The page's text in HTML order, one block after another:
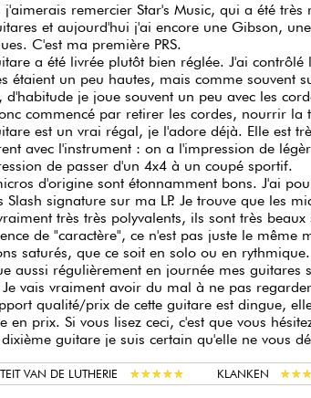
j'aimerais remercier Star's Music, qui a été
et aujourd'hui j'ai encore une Gibson,
C'est ma première PRS.
a été livrée plutôt bien réglée. J'ai
étaient un peu hautes, mais comme souvent
d'habitude je joue souvent un peu avec les
commencé par retirer les cordes, nourrir la
est un vrai régal, je l'adore déjà. Elle est
avec l'instrument : on a l'impression de
de passer d'un 4x4 à un coupé sportif.
d'origine sont étonnamment bons. J'ai
Slash signature sur ma LP. Je trouve que les
très très polyvalents, ils sont très
de "caractère", ce n'est pas juste le
saturés, que ce soit en solo ou en rythmique.
aussi régulièrement en journée mes
vais vraiment avoir du mal à ne pas
qualité/prix de cette guitare est dingue,
en prix. Si vous lisez ceci, c'est que vous
guitare je suis certain qu'elle ne vous
VAN DE LUTHERIE ★★★★★
★★★★★ KLANKEN ★★★
★★★